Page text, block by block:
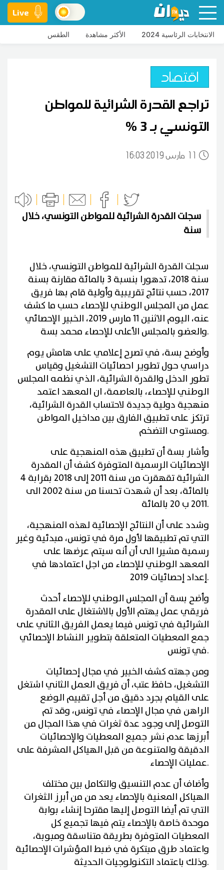
Live
الانتخابات الرئاسية 2024 الأكثر مشاهدة الطقس
اقتصاد
تراجع القدرة الشرائية للمواطن
التونسي بـ 3 %
11 16:03 2019 مارس
سجلت القدرة الشرائية للمواطن التونسي، خلال
سنة
سجلت القدرة الشرائية للمواطن التونسي، خلال
سنة 2018، تدهورا بنسبة 3 بالمائة مقارنة بسنة
2017، حسب نتائج تقريبية وأولية قام بها فريق
عمل من المجلس الوطني للإحصاء حسب ما كشف
عنه، اليوم الاثنين 11 مارس 2019، الخبير الإحصائي
والعضو بالمجلس الأعلى للإحصاء محمد بسة.
وأوضح بسة، في تصرح إعلامي على هامش يوم
دراسي حول تطوير احصائيات التشغيل وقياس
تطور الدخل والقدرة الشرائية، الذي نظمه المجلس
الوطني للإحصاء، بالعاصمة، ان المعهد اعتمد
منهجية دولية جديدة لاحتساب القدرة الشرائية،
ترتكز على تطبيق الفارق بين مداخيل المواطن
ومستوى التضخم.
وأشار بسة أن تطبيق هذه المنهجية على
الإحصائيات الرسمية المتوفرة كشف أن المقدرة
الشرائية تقهقرت من سنة 2011 إلى 2018 بقرابة 4
بالمائة، بعد أن شهدت تحسنا من سنة 2002 الى
2011 ب 20 بالمائة.
وشدد على أن النتائج الإحصائية لهذه المنهجية،
التي تم تطبيقها لأول مرة في تونس، مبدئية وغير
رسمية مشيرا الى أن أنه سيتم عرضها على
المعهد الوطني للإحصاء من اجل اعتمادها في
إعداد إحصائيات 2019.
وأضح بسة أن المجلس الوطني للإحصاء أحدث
فريقي عمل يهتم الأول بالاشتغال على المقدرة
الشرائية في تونس فيما يعمل الفريق الثاني على
جمع المعطيات المتعلقة بتطوير النشاط الإحصائي
في تونس.
ومن جهته كشف الخبير في مجال إحصائيات
التشغيل، حافظ عتب، أن فريق العمل الثاني اشتغل
على القيام بجرد دقيق من أجل تقييم الوضع
الراهن في مجال الإحصاء في تونس، وقد تم
التوصل إلى وجود عدة ثغرات في هذا المجال من
أبرزها عدم نشر جميع المعطيات والإحصائيات
الدقيقة والمتنوعة من قبل الهياكل المشرفة على
عمليات الإحصاء.
وأضاف أن عدم التنسيق والتكامل بين مختلف
الهياكل المعنية بالإحصاء يعد من من أبرز الثغرات
التي تم أيضا التوصل إليها مقترحا إنشاء بوابة
موحدة خاصة بالإحصاء يتم فيها تجميع كل
المعطيات المتوفرة بطريقة متناسقة ومبوبة،
واعتماد طرق مبتكرة في ضبط المؤشرات الإحصائية
وذلك باعتماد التكنولوجيات الحديثة.